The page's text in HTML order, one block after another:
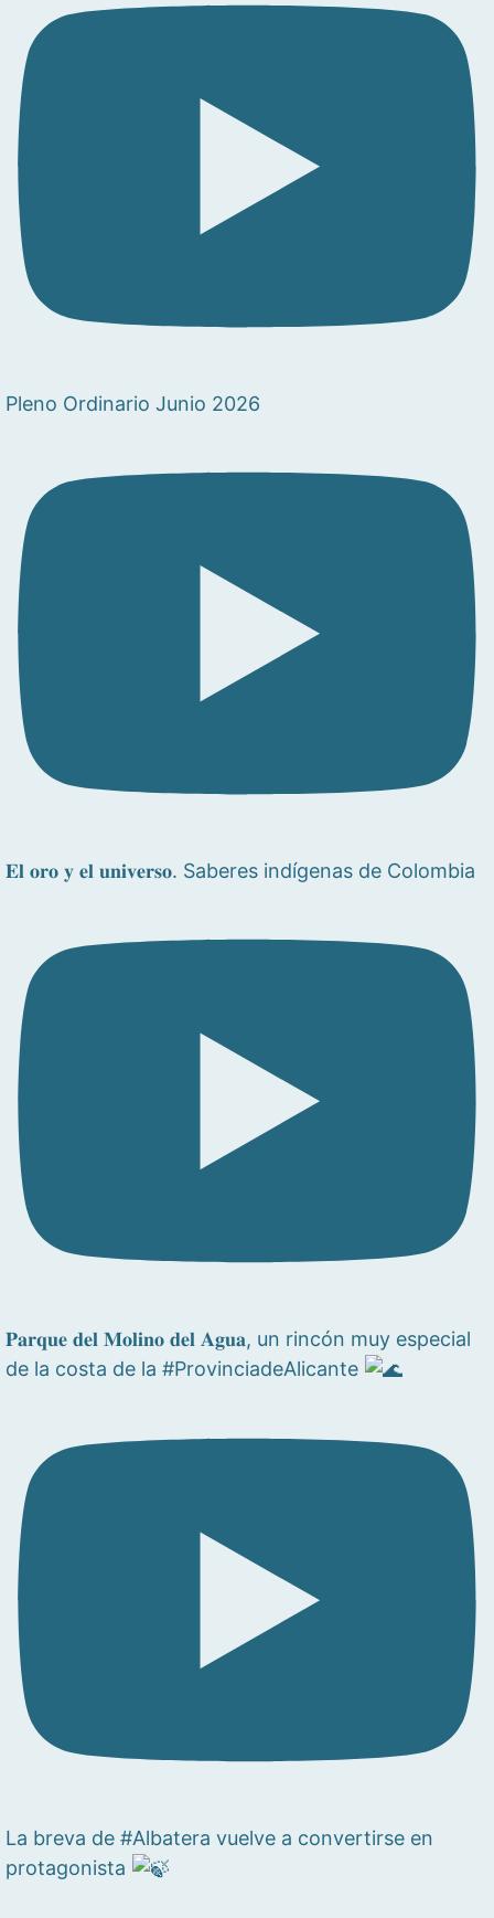
Pleno Ordinario Junio 2026
𝐄𝐥 𝐨𝐫𝐨 𝐲 𝐞𝐥 𝐮𝐧𝐢𝐯𝐞𝐫𝐬𝐨. Saberes indígenas de Colombia
𝐏𝐚𝐫𝐪𝐮𝐞 𝐝𝐞𝐥 𝐌𝐨𝐥𝐢𝐧𝐨 𝐝𝐞𝐥 𝐀𝐠𝐮𝐚, un rincón muy especial
de la costa de la #ProvinciadeAlicante
La breva de #Albatera vuelve a convertirse en
protagonista